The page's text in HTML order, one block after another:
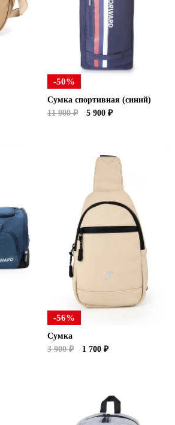
-50%
Сумка спортивная (синий)
11 900 ₽
5 900 ₽
-56%
Сумка
3 900 ₽
1 700 ₽